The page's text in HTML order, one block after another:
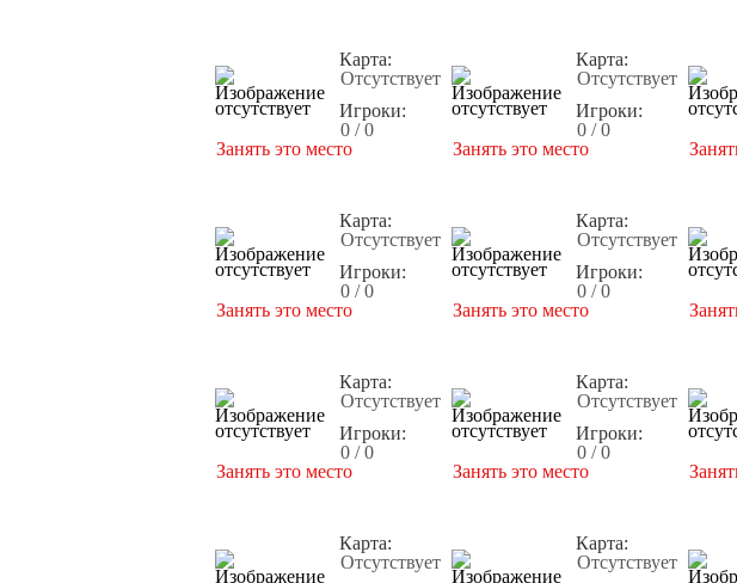
Карта:
Отсутствует
Игроки:
0 / 0
Занять это место
Карта:
Отсутствует
Игроки:
0 / 0
Занять это место
Карта:
Отсутствует
Игроки:
0 / 0
Занять это место
Карта:
Отсутствует
Игроки:
0 / 0
Занять это место
Карта:
Отсутствует
Игроки:
0 / 0
Занять это место
Карта:
Отсутствует
Игроки:
0 / 0
Занять это место
Карта:
Отсутствует
Карта:
Отсутствует